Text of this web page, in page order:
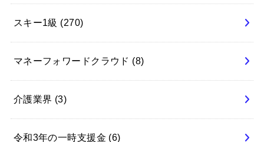
スキー1級 (270)
マネーフォワードクラウド (8)
介護業界 (3)
令和3年の一時支援金 (6)